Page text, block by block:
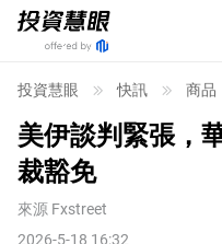
投資慧眼 快訊 商品
美伊談判緊張，
裁豁免
來源 Fxstreet
2026-5-18 16:32